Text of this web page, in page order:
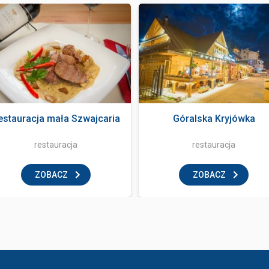
mała Szwajcaria
restauracja
ZOBACZ
Góralska Kryjówka
restauracja
ZOBACZ